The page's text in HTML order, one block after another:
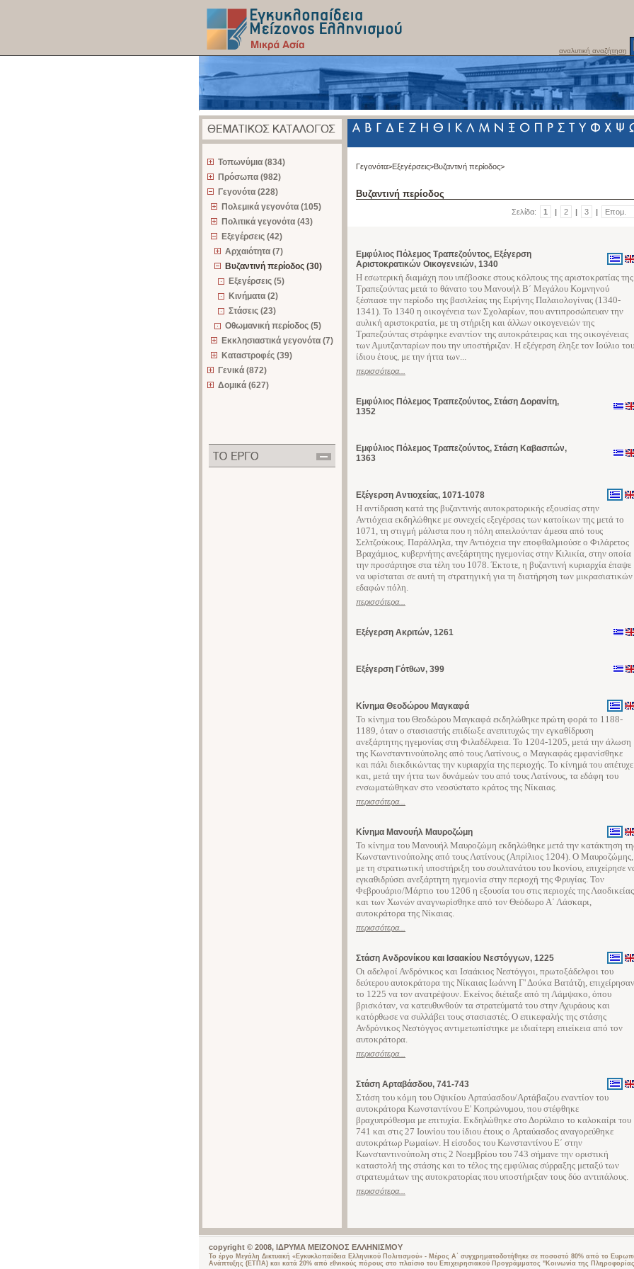
αναλυτική αναζήτηση
Τοπωνύμια (834)
Πρόσωπα (982)
Γεγονότα (228)
Πολεμικά γεγονότα (105)
Πολιτικά γεγονότα (43)
Εξεγέρσεις (42)
Αρχαιότητα (7)
Βυζαντινή περίοδος (30)
Εξεγέρσεις (5)
Κινήματα (2)
Στάσεις (23)
Οθωμανική περίοδος (5)
Εκκλησιαστικά γεγονότα (7)
Καταστροφές (39)
Γενικά (872)
Δομικά (627)
Γεγονότα>Εξεγέρσεις>Βυζαντινή περίοδος>
Βυζαντινή περίοδος
Σελίδα: 1 | 2 | 3 | Επομ.
Εμφύλιος Πόλεμος Τραπεζούντος, Εξέγερση
Αριστοκρατικών Οικογενειών, 1340
Η εσωτερική διαμάχη που υπέβοσκε στους κόλπους της αριστοκρατίας της
Τραπεζούντας μετά το θάνατο του Μανουήλ Β΄ Μεγάλου Κομνηνού
ξέσπασε την περίοδο της βασιλείας της Ειρήνης Παλαιολογίνας (1340-
1341). Το 1340 η οικογένεια των Σχολαρίων, που αντιπροσώπευαν την
αυλική αριστοκρατία, με τη στήριξη και άλλων οικογενειών της
Τραπεζούντας στράφηκε εναντίον της αυτοκράτειρας και της οικογένειας
των Αμυτζανταρίων που την υποστήριζαν. Η εξέγερση έληξε τον Ιούλιο του
ίδιου έτους, με την ήττα των...
περισσότερα...
Εμφύλιος Πόλεμος Τραπεζούντος, Στάση Δορανίτη,
1352
Εμφύλιος Πόλεμος Τραπεζούντος, Στάση Καβασιτών,
1363
Εξέγερση Αντιοχείας, 1071-1078
Η αντίδραση κατά της βυζαντινής αυτοκρατορικής εξουσίας στην
Αντιόχεια εκδηλώθηκε με συνεχείς εξεγέρσεις των κατοίκων της μετά το
1071, τη στιγμή μάλιστα που η πόλη απειλούνταν άμεσα από τους
Σελτζούκους. Παράλληλα, την Αντιόχεια την εποφθαλμιούσε ο Φιλάρετος
Βραχάμιος, κυβερνήτης ανεξάρτητης ηγεμονίας στην Κιλικία, στην οποία
την προσάρτησε στα τέλη του 1078. Έκτοτε, η βυζαντινή κυριαρχία έπαψε
να υφίσταται σε αυτή τη στρατηγική για τη διατήρηση των μικρασιατικών
εδαφών πόλη.
περισσότερα...
Εξέγερση Ακριτών, 1261
Εξέγερση Γότθων, 399
Κίνημα Θεοδώρου Μαγκαφά
Το κίνημα του Θεοδώρου Μαγκαφά εκδηλώθηκε πρώτη φορά το 1188-
1189, όταν ο στασιαστής επιδίωξε ανεπιτυχώς την εγκαθίδρυση
ανεξάρτητης ηγεμονίας στη Φιλαδέλφεια. Το 1204-1205, μετά την άλωση
της Κωνσταντινούπολης από τους Λατίνους, ο Μαγκαφάς εμφανίσθηκε
και πάλι διεκδικώντας την κυριαρχία της περιοχής. Το κίνημά του απέτυχε
και, μετά την ήττα των δυνάμεών του από τους Λατίνους, τα εδάφη του
ενσωματώθηκαν στο νεοσύστατο κράτος της Νίκαιας.
περισσότερα...
Κίνημα Μανουήλ Μαυροζώμη
Το κίνημα του Μανουήλ Μαυροζώμη εκδηλώθηκε μετά την κατάκτηση
Κωνσταντινούπολης από τους Λατίνους (Απρίλιος 1204). Ο Μαυροζώμης,
με τη στρατιωτική υποστήριξη του σουλτανάτου του Ικονίου, επιχείρησε
εγκαθιδρύσει ανεξάρτητη ηγεμονία στην περιοχή της Φρυγίας. Τον
Φεβρουάριο/Μάρτιο του 1206 η εξουσία του στις περιοχές της Λαοδικείας
και των Χωνών αναγνωρίσθηκε από τον Θεόδωρο Α΄ Λάσκαρι,
αυτοκράτορα της Νίκαιας.
περισσότερα...
Στάση Ανδρονίκου και Ισαακίου Νεστόγγων, 1225
Οι αδελφοί Ανδρόνικος και Ισαάκιος Νεστόγγοι, πρωτοξάδελφοι του
δεύτερου αυτοκράτορα της Νίκαιας Ιωάννη Γ' Δούκα Βατάτζη, επιχείρησαν
το 1225 να τον ανατρέψουν. Εκείνος διέταξε από τη Λάμψακο, όπου
βρισκόταν, να κατευθυνθούν τα στρατεύματά του στην Αχυράους και
κατόρθωσε να συλλάβει τους στασιαστές. Ο επικεφαλής της στάσης
Ανδρόνικος Νεστόγγος αντιμετωπίστηκε με ιδιαίτερη επιείκεια από τον
αυτοκράτορα.
περισσότερα...
Στάση Αρταβάσδου, 741-743
Στάση του κόμη του Oψικίου Aρταύασδου/Aρτάβαζου εναντίον του
αυτοκράτορα Kωνσταντίνου E' Κοπρώνυμου, που στέφθηκε
βραχυπρόθεσμα με επιτυχία. Eκδηλώθηκε στο Δορύλαιο το καλοκαίρι του
741 και στις 27 Iουνίου του ίδιου έτους ο Aρταύασδος αναγορεύθηκε
αυτοκράτωρ Pωμαίων. H είσοδος του Κωνσταντίνου Ε΄ στην
Κωνσταντινούπολη στις 2 Nοεμβρίου του 743 σήμανε την οριστική
καταστολή της στάσης και το τέλος της εμφύλιας σύρραξης μεταξύ των
στρατευμάτων της αυτοκρατορίας που υποστήριξαν τους δύο αντιπάλους.
περισσότερα...
copyright © 2008, ΙΔΡΥΜΑ ΜΕΙΖΟΝΟΣ ΕΛΛΗΝΙΣΜΟΥ
Το έργο Μεγάλη Δικτυακή «Εγκυκλοπαίδεια Ελληνικού Πολιτισμού» - Μέρος Α΄ συγχρηματοδοτήθηκε σε ποσοστό 80% από το
Ανάπτυξης (ΕΤΠΑ) και κατά 20% από εθνικούς πόρους στο πλαίσιο του Επιχειρησιακού Προγράμματος "Κοινωνία της